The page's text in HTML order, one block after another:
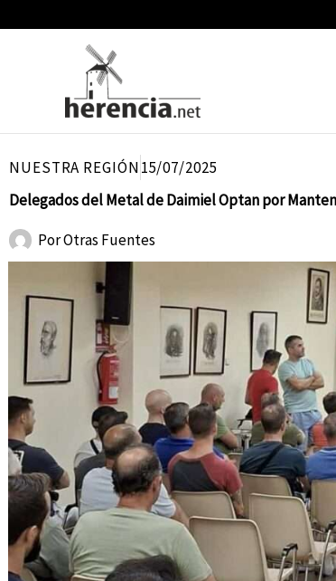
NUESTRA REGIÓN15/07/2025
Delegados del Metal de Daimiel Optan por
PorOtras Fuentes